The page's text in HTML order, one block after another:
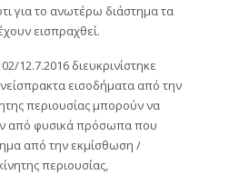
για το ανωτέρω διάστημα τα
εισπραχθεί.
12.7.2016 διευκρινίστηκε
εισοδήματα από την
περιουσίας μπορούν να
από φυσικά πρόσωπα που
από την εκμίσθωση /
περιουσίας,